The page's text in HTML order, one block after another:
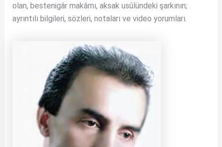
olan, bestenigâr makâmı, aksak usûlündeki şarkının;
ayrıntılı bilgileri, sözleri, notaları ve video yorumları.